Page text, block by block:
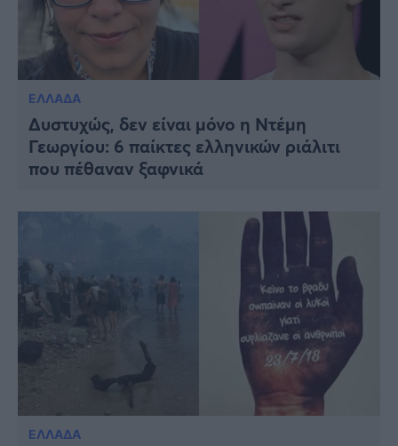
ΕΛΛΑΔΑ
Δυστυχώς, δεν είναι μόνο η Ντέμη
Γεωργίου: 6 παίκτες ελληνικών ριάλιτι
που πέθαναν ξαφνικά
ΕΛΛΑΔΑ